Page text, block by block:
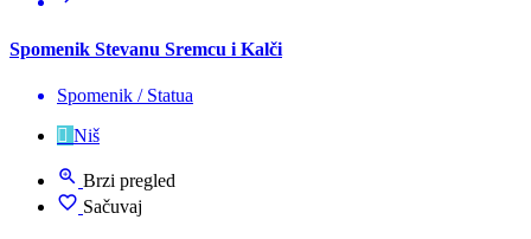
Spomenik Stevanu Sremcu i Kalči
Spomenik / Statua
Niš
Brzi pregled
Sačuvaj